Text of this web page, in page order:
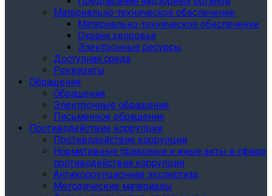
Материально-техническое обеспечение
Материально-техническое обеспечение
Охрана здоровья
Электронные ресурсы
Доступная среда
Реквизиты
Обращения
Обращения
Электронные обращения
Письменное обращение
Противодействие коррупции
Противодействие коррупции
Нормативные правовые и иные акты в сфере
противодействия коррупции
Антикоррупционная экспертиза
Методические материалы